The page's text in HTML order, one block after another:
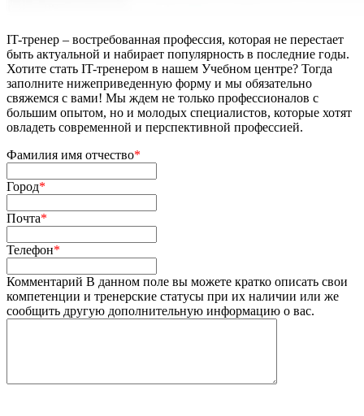
IT-тренер – востребованная профессия, которая не перестает
быть актуальной и набирает популярность в последние годы.
Хотите стать IT-тренером в нашем Учебном центре? Тогда
заполните нижеприведенную форму и мы обязательно
свяжемся с вами! Мы ждем не только профессионалов с
большим опытом, но и молодых специалистов, которые хотят
овладеть современной и перспективной профессией.
Фамилия имя отчество*
Город*
Почта*
Телефон*
Комментарий В данном поле вы можете кратко описать свои
компетенции и тренерские статусы при их наличии или же
сообщить другую дополнительную информацию о вас.